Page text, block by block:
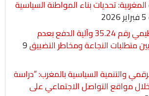
تحديات بناء المواطنة السياسية
5 فبراير 2026
مشروع القانون التنظيمي رقم 35.24 وآلية الدفع بعدم
متطلبات النجاعة ومخاطر التضييق9
والتنمية السياسية بالمغرب: “دراسة
مواقع التواصل الاجتماعي على